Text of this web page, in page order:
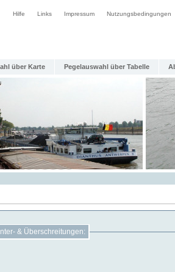
Hilfe Links Impressum Nutzungsbedingungen
über Karte Pegelauswahl über Tabelle
& Überschreitungen: